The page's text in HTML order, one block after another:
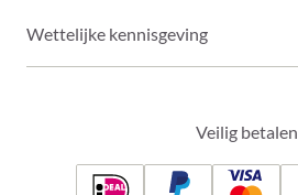
Wettelijke kennisgeving
Veilig betalen